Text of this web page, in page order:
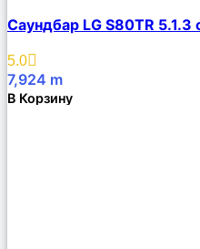
Описание
Избранное
Саундбар LG S80TR 5.1.3
5.0
7,924 m
В Корзину